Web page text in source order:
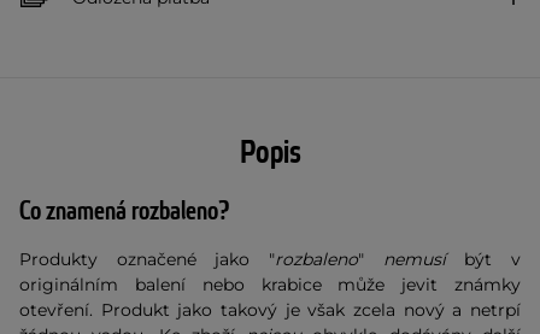
Popis
Co znamená rozbaleno?
Produkty označené jako "rozbaleno" nemusí být v
originálním balení nebo krabice může jevit známky
otevření. Produkt jako takový je však zcela nový a netrpí